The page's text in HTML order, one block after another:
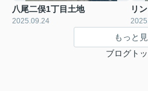
八尾二俣1丁目土地
2025.09.24
リ
もっと
ブログト